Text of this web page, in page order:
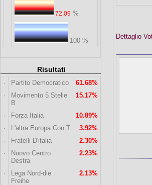
72.09 %
100 %
Risultati
· Partito Democratico
61.68%
·
Movimento 5 Stelle
B
15.17%
· Forza Italia
10.89%
·
L'altra Europa Con T
3.92%
·
Fratelli D'italia -
2.30%
·
Nuovo Centro
Destra
2.23%
·
Lega Nord-die
Freihe
2.13%
Dettaglio